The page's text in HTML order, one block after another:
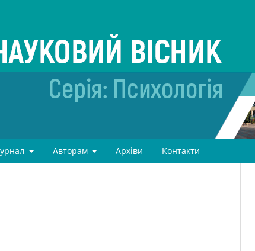
Авторам Архіви Контакти